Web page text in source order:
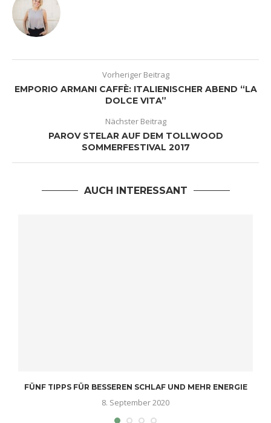
Vorheriger Beitrag
EMPORIO ARMANI CAFFÈ: ITALIENISCHER ABEND “LA
DOLCE VITA”
Nächster Beitrag
PAROV STELAR AUF DEM TOLLWOOD
SOMMERFESTIVAL 2017
AUCH INTERESSANT
FÜNF TIPPS FÜR BESSEREN SCHLAF UND MEHR ENERGIE
8. September 2020